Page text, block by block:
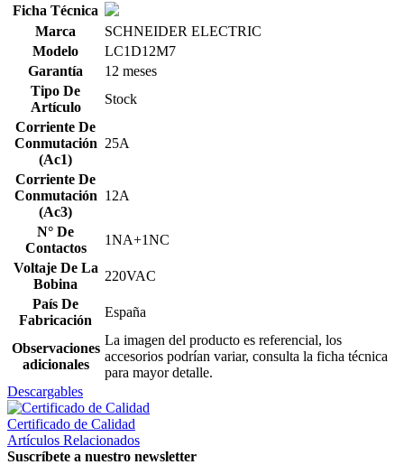
Ficha Técnica
Marca
SCHNEIDER ELECTRIC
Modelo
LC1D12M7
Garantía
12 meses
Tipo De
Artículo
Stock
Corriente De
Conmutación
(Ac1)
25A
Corriente De
Conmutación
(Ac3)
12A
N° De
Contactos
1NA+1NC
Voltaje De La
Bobina
220VAC
País De
Fabricación
España
Observaciones
adicionales
La imagen del producto es referencial, los
accesorios podrían variar, consulta la ficha técnica
para mayor detalle.
Descargables
Certificado de Calidad
Artículos Relacionados
Suscríbete a nuestro newsletter